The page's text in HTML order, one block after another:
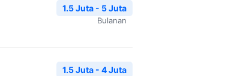
1.5 Juta - 5 Juta
Bulanan
1.5 Juta - 4 Juta